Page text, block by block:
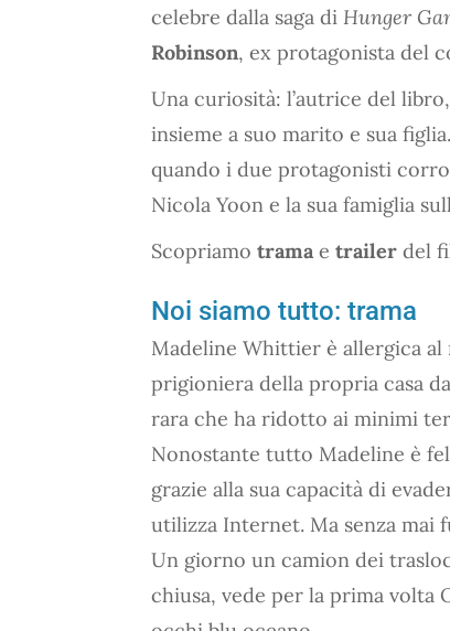
celebre dalla saga di Hunger
Robinson, ex protagonista del
Una curiosità: l’autrice del
insieme a suo marito e sua
quando i due protagonisti
Nicola Yoon e la sua famiglia
Scopriamo trama e trailer del
Noi siamo tutto: trama
Madeline Whittier è allergica al
prigioniera della propria casa
rara che ha ridotto ai minimi
Nonostante tutto Madeline è
grazie alla sua capacità di
utilizza Internet. Ma senza mai
Un giorno un camion dei
chiusa, vede per la prima volta